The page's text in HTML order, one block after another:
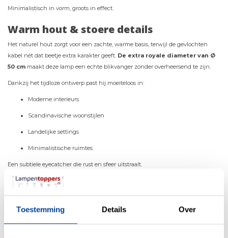
Toestemming Details Over
Minimalistisch in vorm, groots in effect.
Warm hout & stoere details
Het naturel hout zorgt voor een zachte, warme basis, terwijl de gevlochten
kabel nét dat beetje extra karakter geeft. De extra royale diameter van Ø
50 cm maakt deze lamp een echte blikvanger zonder overheersend te zijn.
Dankzij het tijdloze ontwerp past hij moeiteloos in:
Moderne interieurs
Scandinavische woonstijlen
Landelijke settings
Minimalistische ruimtes
Een subtiele eyecatcher die rust en sfeer uitstraalt.
Flexibel in gebruik, groots in sfeer
hoogte. Ideaal boven een eettafel of kookeiland.